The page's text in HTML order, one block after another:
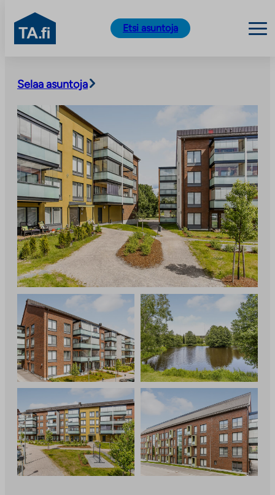
sisältöön
TA.fi
Etsi asuntoja
Selaa asuntoja